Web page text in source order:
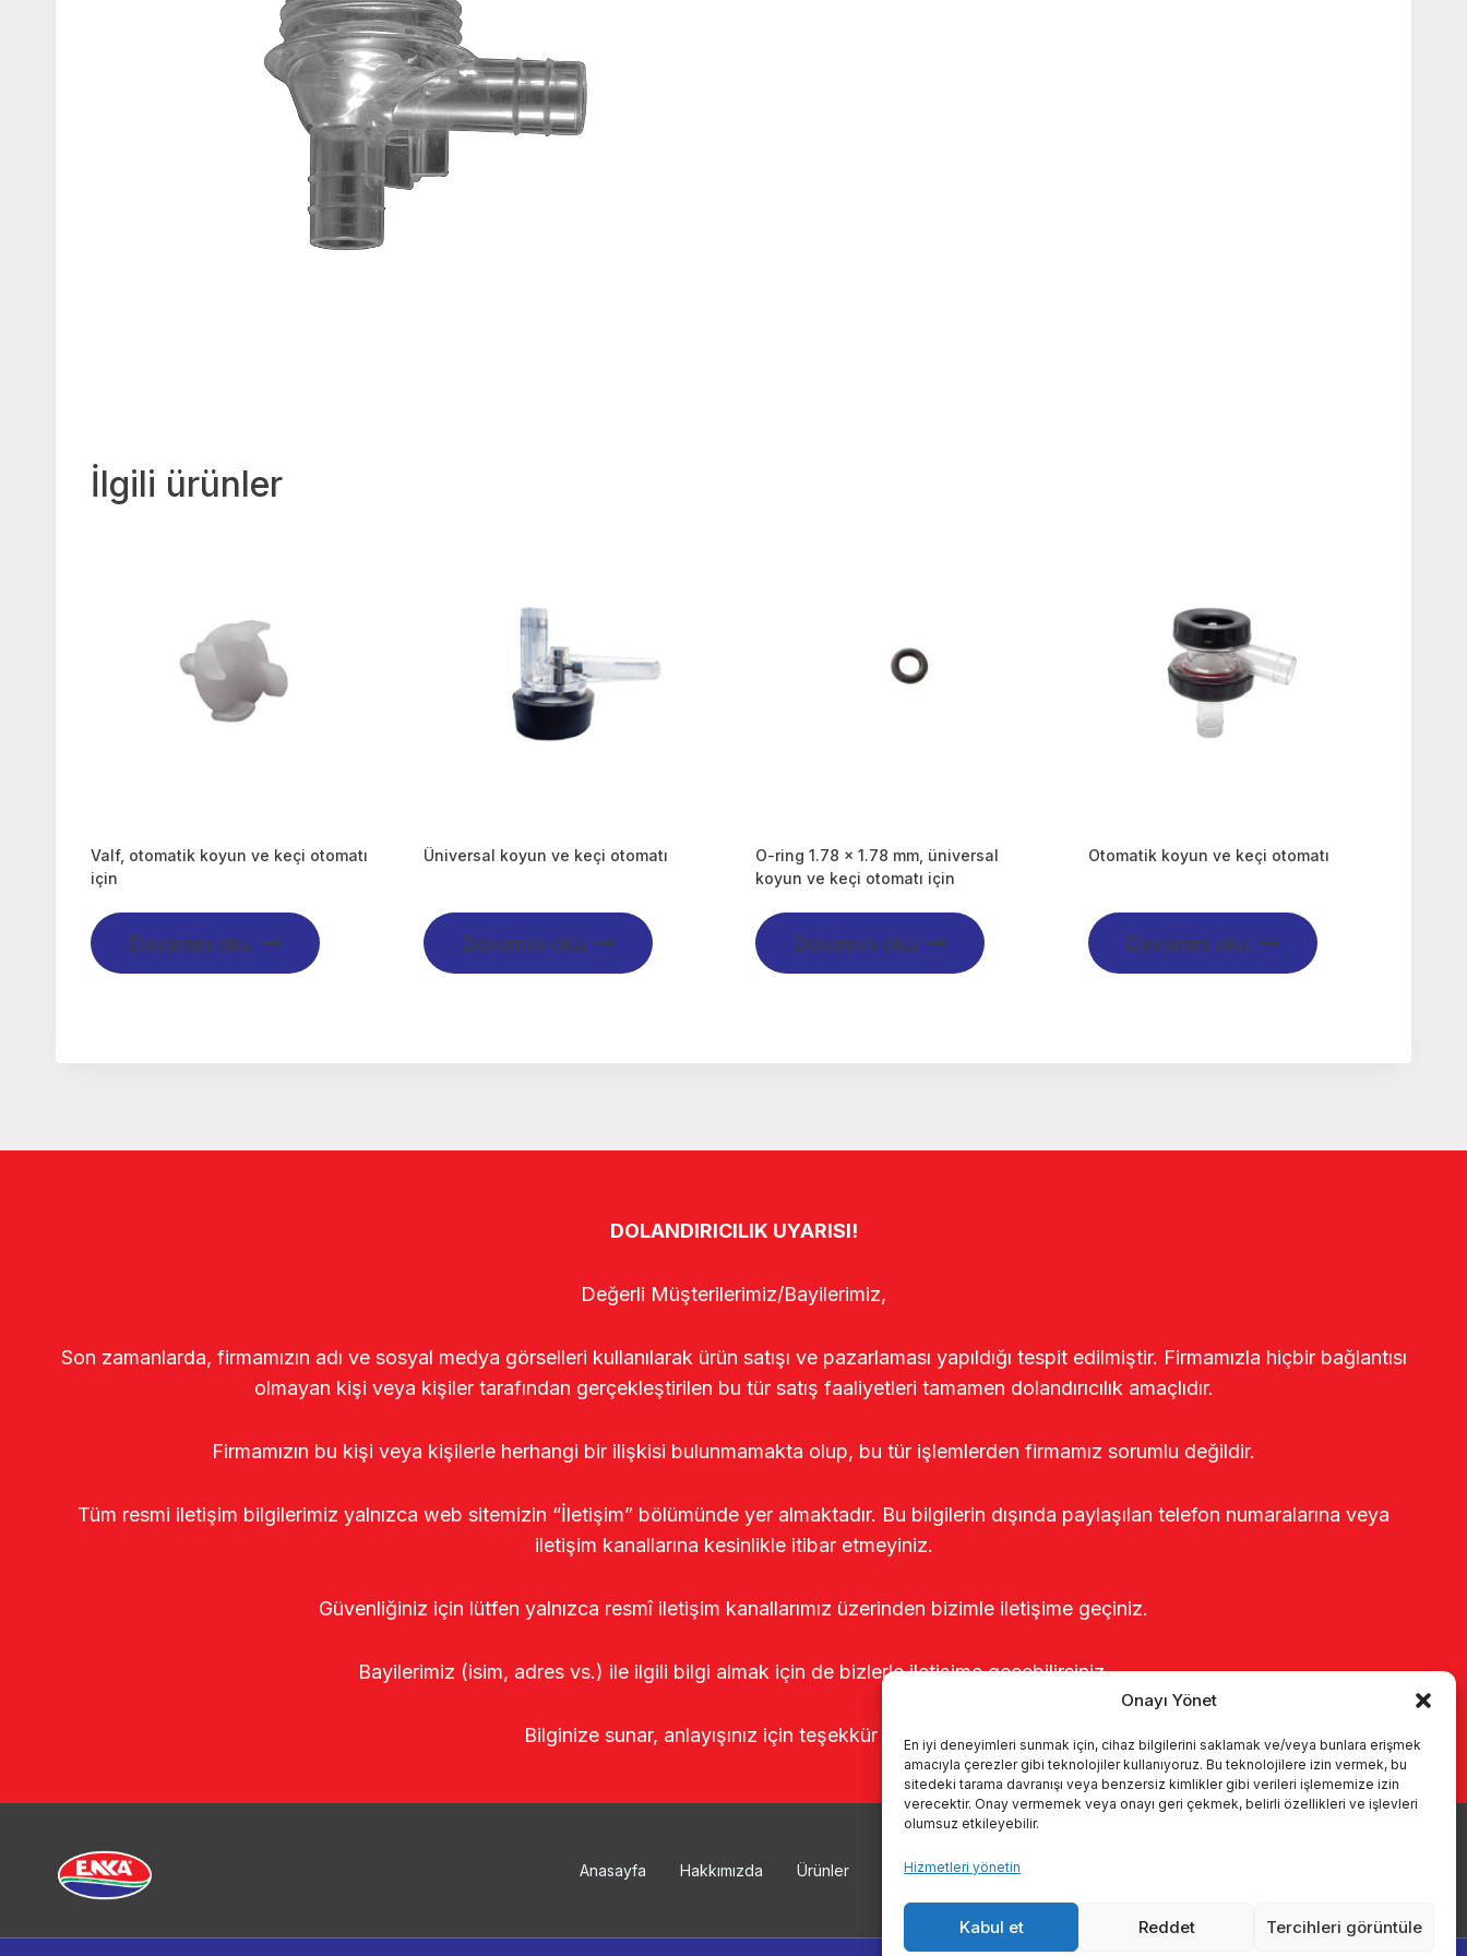
Onayı Yönet
En iyi deneyimleri sunmak için, cihaz bilgilerini saklamak ve/veya bunlara erişmek
amacıyla çerezler gibi teknolojiler kullanıyoruz. Bu teknolojilere izin vermek, bu
sitedeki tarama davranışı veya benzersiz kimlikler gibi verileri işlememize izin
verecektir. Onay vermemek veya onayı geri çekmek, belirli özellikleri ve işlevleri
olumsuz etkileyebilir.
Hizmetleri yönetin
Kabul et Reddet Tercihleri görüntüle
İlgili ürünler
Valf, otomatik koyun ve keçi otomatı
için
Devamını oku
Üniversal koyun ve keçi otomatı
Devamını oku
O-ring 1.78 x 1.78 mm, üniversal
koyun ve keçi otomatı için
Devamını oku
Otomatik koyun ve keçi otomatı
Devamını oku
DOLANDIRICILIK UYARISI!
Değerli Müşterilerimiz/Bayilerimiz,
Son zamanlarda, firmamızın adı ve sosyal medya görselleri kullanılarak ürün satışı ve pazarlaması yapıldığı tespit edilmiştir. Firmamızla hiçbir bağlantısı
olmayan kişi veya kişiler tarafından gerçekleştirilen bu tür satış faaliyetleri tamamen dolandırıcılık amaçlıdır.
Firmamızın bu kişi veya kişilerle herhangi bir ilişkisi bulunmamakta olup, bu tür işlemlerden firmamız sorumlu değildir.
Tüm resmi iletişim bilgilerimiz yalnızca web sitemizin “İletişim” bölümünde yer almaktadır. Bu bilgilerin dışında paylaşılan telefon numaralarına veya
iletişim kanallarına kesinlikle itibar etmeyiniz.
Güvenliğiniz için lütfen yalnızca resmî iletişim kanallarımız üzerinden bizimle iletişime geçiniz.
Bayilerimiz (isim, adres vs.) ile ilgili bilgi almak için de bizlerle iletişime geçebilirsiniz.
Bilginize sunar, anlayışınız için teşekkür ederiz.
Anasayfa Hakkımızda Ürünler Sağımhaneler Kataloglar